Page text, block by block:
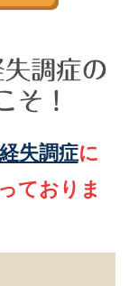
失調症に
ておりま